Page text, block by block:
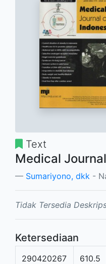
Text
Medical
Sumariyono, dkk -
Tidak Tersedia
Ketersediaan
290420267 610.5